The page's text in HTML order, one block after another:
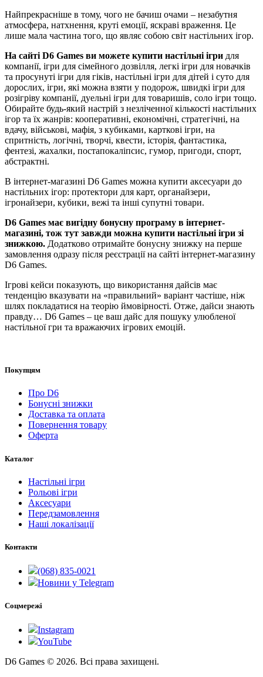
Найпрекрасніше в тому, чого не бачиш очами – незабутня
атмосфера, натхнення, круті емоції, яскраві враження. Це
лише мала частина того, що являє собою світ настільних ігор.
На сайті D6 Games ви можете купити настільні ігри для
компанії, ігри для сімейного дозвілля, легкі ігри для новачків
та просунуті ігри для гіків, настільні ігри для дітей і суто для
дорослих, ігри, які можна взяти у подорож, швидкі ігри для
розігріву компанії, дуельні ігри для товаришів, соло ігри тощо.
Обирайте будь-який настрій з незліченної кількості настільних
ігор та їх жанрів: кооперативні, економічні, стратегічні, на
вдачу, військові, мафія, з кубиками, карткові ігри, на
спритність, логічні, творчі, квести, історія, фантастика,
фентезі, жахалки, постапокаліпсис, гумор, пригоди, спорт,
абстрактні.
В інтернет-магазині D6 Games можна купити аксесуари до
настільних ігор: протектори для карт, органайзери,
ігронайзери, кубики, вежі та інші супутні товари.
D6 Games має вигідну бонусну програму в інтернет-
магазині, тож тут завжди можна купити настільні ігри зі
знижкою. Додатково отримайте бонусну знижку на перше
замовлення одразу після реєстрації на сайті інтернет-магазину
D6 Games.
Ігрові кейси показують, що використання дайсів має
тенденцію вказувати на «правильний» варіант частіше, ніж
шлях покладатися на теорію ймовірності. Отже, дайси знають
правду… D6 Games – це ваш дайс для пошуку улюбленої
настільної гри та вражаючих ігрових емоцій.
Покупцям
Про D6
Бонусні знижки
Доставка та оплата
Повернення товару
Оферта
Каталог
Настільні ігри
Рольові ігри
Аксесуари
Передзамовлення
Наші локалізації
Контакти
(068) 835-0021
Новини у Telegram
Соцмережі
Instagram
YouTube
D6 Games © 2026. Всі права захищені.